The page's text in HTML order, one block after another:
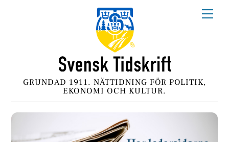
GRUNDAD 1911. NÄTTIDNING FÖR POLITIK,
EKONOMI OCH KULTUR.